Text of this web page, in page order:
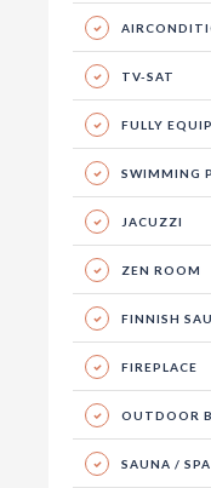
TV-SAT
FULLY
SWIMMING
JACUZZI
ZEN ROOM
FINNISH
FIREPLACE
OUTDOOR
SAUNA / SPA